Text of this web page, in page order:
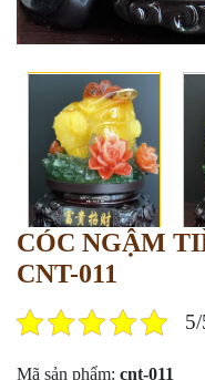
CÓC NGẬM
CNT-011
Mã sản phẩm: cnt-011